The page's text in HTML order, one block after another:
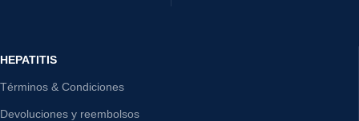
HEPATITIS
Términos & Condiciones
Devoluciones y reembolsos